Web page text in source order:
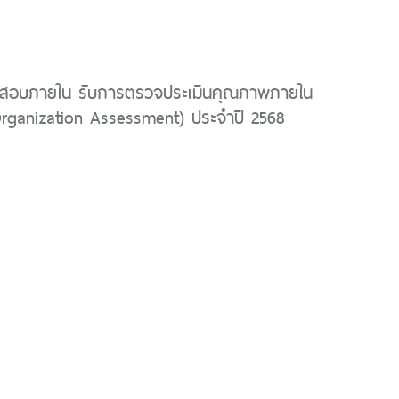
อบภายใน รับการตรวจประเมินคุณภาพภายใน
Assessment) ประจำปี 2568